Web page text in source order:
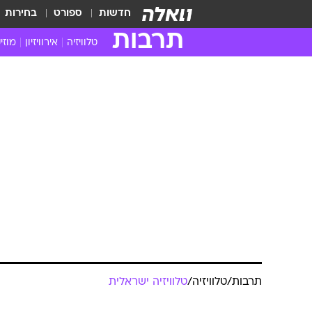
חדשות ספורט בחירות
תרבות טלוויזיה אירוויזיון
תרבות/טלוויזיה/טלוויזיה ישראלית